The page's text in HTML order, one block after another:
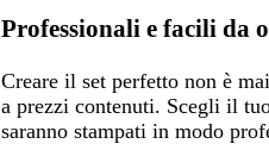
Professionali e facili da
Creare il set perfetto non è
a prezzi contenuti. Scegli il
saranno stampati in modo